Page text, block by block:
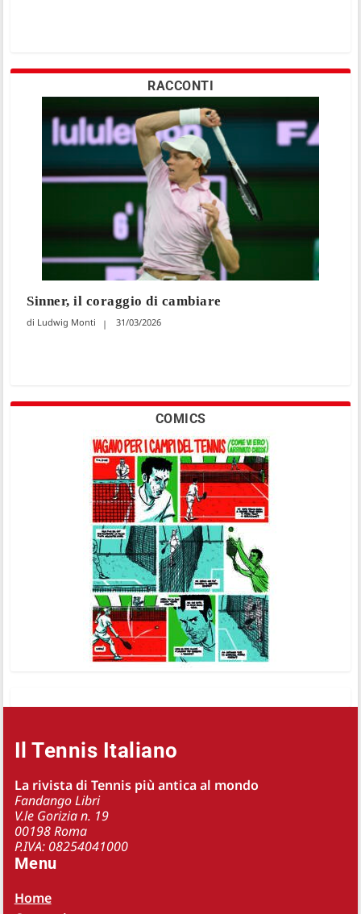
RACCONTI
Sinner, il coraggio di cambiare
Ludwig Monti 31/03/2026
COMICS
Il Tennis Italiano
La rivista di Tennis più antica al mondo
Fandango Libri
V.le Gorizia n. 19
00198 Roma
P.IVA: 08254041000
Menu
Home